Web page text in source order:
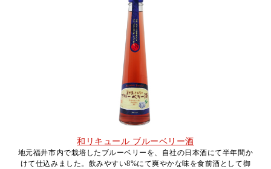
和リキュール ブルーベリー酒
地元福井市内で栽培したブルーベリーを、自社の日本酒にて半年間か
けて仕込みました。飲みやすい8%にて爽やかな味を食前酒として御